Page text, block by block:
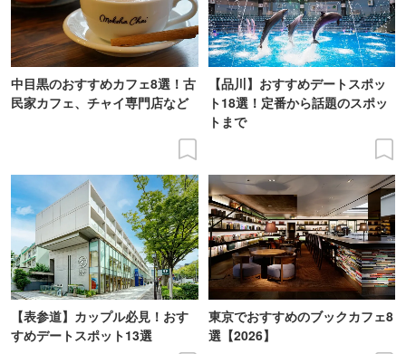
中目黒のおすすめカフェ8選！古
民家カフェ、チャイ専門店など
【品川】おすすめデートスポッ
ト18選！定番から話題のスポッ
トまで
【表参道】カップル必見！おす
すめデートスポット13選
東京でおすすめのブックカフェ8
選【2026】